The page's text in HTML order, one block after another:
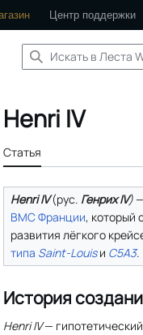
Центр поддержки
Henri IV
Статья
Henri IV(рус. Генрих IV)
ВМС Франции, который
развития лёгкого
типа Saint-Louisи C5A3.
История
Henri IV—